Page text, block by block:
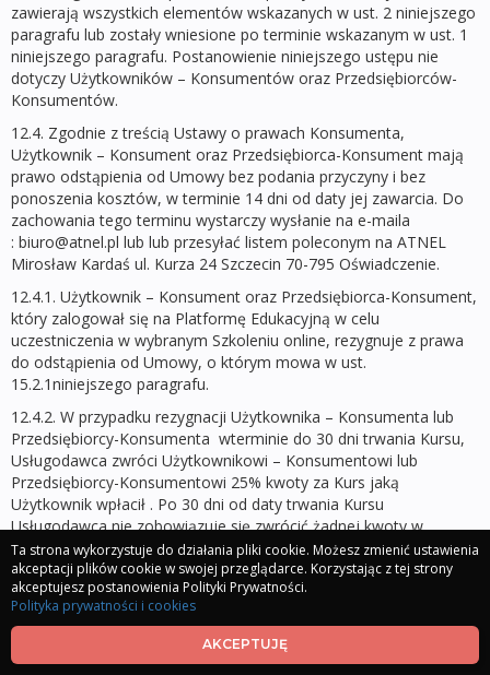
zawierają wszystkich elementów wskazanych w ust. 2 niniejszego
paragrafu lub zostały wniesione po terminie wskazanym w ust. 1
niniejszego paragrafu. Postanowienie niniejszego ustępu nie
dotyczy Użytkowników – Konsumentów oraz Przedsiębiorców-
Konsumentów.
12.4. Zgodnie z treścią Ustawy o prawach Konsumenta,
Użytkownik – Konsument oraz Przedsiębiorca-Konsument mają
prawo odstąpienia od Umowy bez podania przyczyny i bez
ponoszenia kosztów, w terminie 14 dni od daty jej zawarcia. Do
zachowania tego terminu wystarczy wysłanie na e-maila
: biuro@atnel.pl lub lub przesyłać listem poleconym na ATNEL
Mirosław Kardaś ul. Kurza 24 Szczecin 70-795 Oświadczenie.
12.4.1. Użytkownik – Konsument oraz Przedsiębiorca-Konsument,
który zalogował się na Platformę Edukacyjną w celu
uczestniczenia w wybranym Szkoleniu online, rezygnuje z prawa
do odstąpienia od Umowy, o którym mowa w ust.
15.2.1niniejszego paragrafu.
12.4.2. W przypadku rezygnacji Użytkownika – Konsumenta lub
Przedsiębiorcy-Konsumenta wterminie do 30 dni trwania Kursu,
Usługodawca zwróci Użytkownikowi – Konsumentowi lub
Przedsiębiorcy-Konsumentowi 25% kwoty za Kurs jaką
Użytkownik wpłacił . Po 30 dni od daty trwania Kursu
Usługodawca nie zobowiązuje się zwrócić żadnej kwoty w
ramach reklamacji.
12.4.3 Usługodawca niezwłocznie, nie później jednak niż w
terminie 14 dni kalendarzowych od dnia otrzymania
Oświadczenia, zwróci Użytkownikowi – Konsumentowi lub
Przedsiębiorcy-Konsumentowi wszystkie dokonane przez niego
płatności, z zastrzeżeniem zapisu ust. 3 oraz ust. 5 niniejszego
Ta strona wykorzystuje do działania pliki cookie. Możesz zmienić ustawienia
akceptacji plików cookie w swojej przeglądarce. Korzystając z tej strony
akceptujesz postanowienia Polityki Prywatności.
Polityka prywatności i cookies
AKCEPTUJĘ